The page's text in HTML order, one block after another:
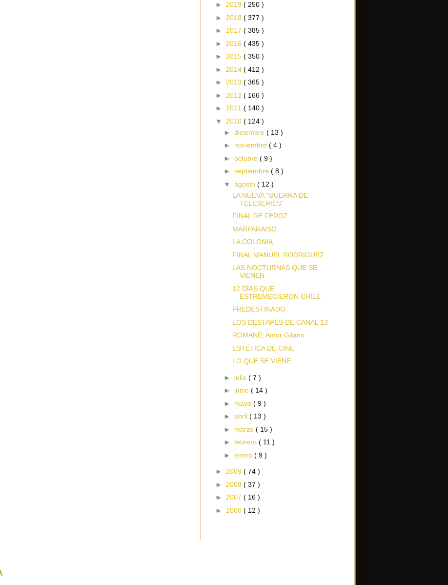
► 2019 ( 250 )
► 2018 ( 377 )
► 2017 ( 385 )
► 2016 ( 435 )
► 2015 ( 350 )
► 2014 ( 412 )
► 2013 ( 365 )
► 2012 ( 166 )
► 2011 ( 140 )
▼ 2010 ( 124 )
► diciembre ( 13 )
► noviembre ( 4 )
► octubre ( 9 )
► septiembre ( 8 )
▼ agosto ( 12 )
LA NUEVA "GUERRA DE
TELESERIES"
FINAL DE FEROZ
MARPARAISO
LA COLONIA
FINAL MANUEL RODRIGUEZ
LAS NOCTURNAS QUE SE
VIENEN
12 DÍAS QUE
ESTREMECIERON CHILE
PREDESTINADO
LOS DESTAPES DE CANAL 13
ROMANÉ, Amor Gitano
ESTÉTICA DE CINE
LO QUE SE VIENE
► julio ( 7 )
► junio ( 14 )
► mayo ( 9 )
► abril ( 13 )
► marzo ( 15 )
► febrero ( 11 )
► enero ( 9 )
► 2009 ( 74 )
► 2008 ( 37 )
► 2007 ( 16 )
► 2006 ( 12 )